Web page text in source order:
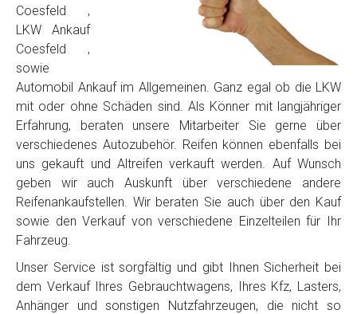
Coesfeld ,
LKW Ankauf
Coesfeld ,
sowie
Automobil Ankauf im Allgemeinen. Ganz egal ob die LKW
mit oder ohne Schäden sind. Als Könner mit langjähriger
Erfahrung, beraten unsere Mitarbeiter Sie gerne über
verschiedenes Autozubehör. Reifen können ebenfalls bei
uns gekauft und Altreifen verkauft werden. Auf Wunsch
geben wir auch Auskunft über verschiedene andere
Reifenankaufstellen. Wir beraten Sie auch über den Kauf
sowie den Verkauf von verschiedene Einzelteilen für Ihr
Fahrzeug.
Unser Service ist sorgfältig und gibt Ihnen Sicherheit bei
dem Verkauf Ihres Gebrauchtwagens, Ihres Kfz, Lasters,
Anhänger und sonstigen Nutzfahrzeugen, die nicht so